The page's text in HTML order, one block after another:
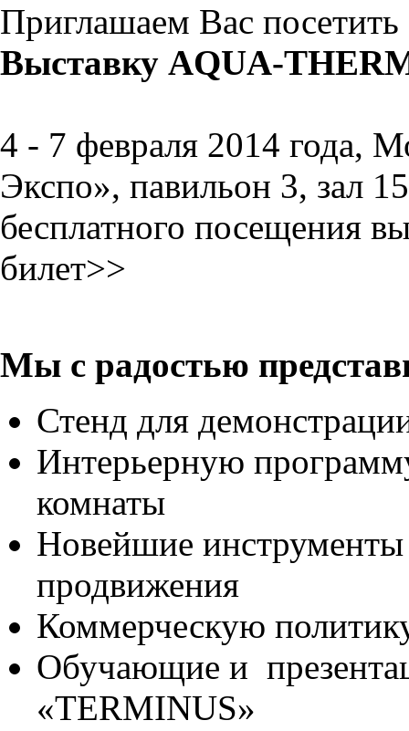
Приглашаем Вас посетить
Выставку AQUA-
4 - 7 февраля 2014 года,
Экспо», павильон 3,
бесплатного посещения
билет>>
Мы с радостью
Стенд для
Интерьерную
комнаты
Новейшие инструменты
продвижения
Коммерческую
Обучающие и
«TERMINUS»